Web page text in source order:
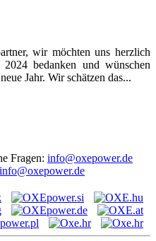
wir möchten uns herzlich
bedanken und wünschen
Jahr. Wir schätzen das...
Fragen: info@oxepower.de
info@oxepower.de